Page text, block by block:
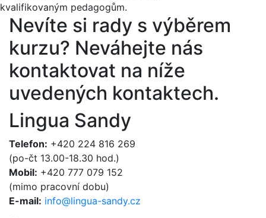
kvalifikovaným pedagogům.
Nevíte si rady s výběrem
kurzu? Neváhejte nás
kontaktovat na níže
uvedených kontaktech.
Lingua Sandy
Telefon: +420 224 816 269
(po-čt 13.00-18.30 hod.)
Mobil: +420 777 079 152
(mimo pracovní dobu)
E-mail: info@lingua-sandy.cz